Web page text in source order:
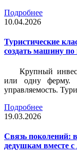
Подробнее
10.04.2026
Туристические
создать машину по
Крупный
или одну ферму.
управляемость.
Подробнее
19.03.2026
Связь поколений:
дедушкам вместе с